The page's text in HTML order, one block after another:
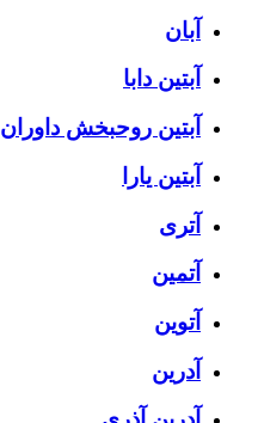
آبان
آبتین دابا
آبتین روحبخش داوران
آبتین یارا
آتری
آتمین
آتوین
آدرین